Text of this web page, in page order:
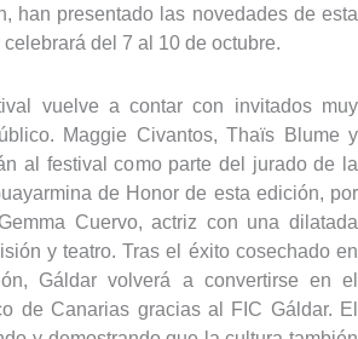
han presentado las novedades de esta
del 7 al 10 de octubre.
vuelve a contar con invitados muy
Maggie Civantos, Thaïs Blume y
al festival como parte del jurado de la
de Honor de esta edición, por
Cuervo, actriz con una dilatada
y teatro. Tras el éxito cosechado en
Gáldar volverá a convertirse en el
de Canarias gracias al FIC Gáldar. El